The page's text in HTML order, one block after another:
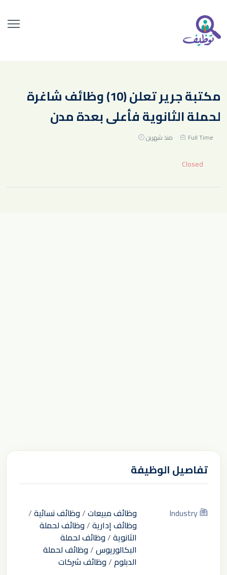
مكتبة جرير تعلن (10) وظائف شاغرة
لحملة الثانوية فأعلى بعدة مدن
Full Time منذ شهرين
Closed
تفاصيل الوظيفة
Industry وظائف مبيعات/وظائف نسائية/
وظائف إدارية/وظائف لحملة
الثانوية/وظائف لحملة
البكالوريوس/وظائف لحملة
الدبلوم/وظائف شركات